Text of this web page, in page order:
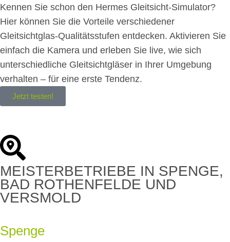
Kennen Sie schon den Hermes Gleitsicht-Simulator?
Hier können Sie die Vorteile verschiedener
Gleitsichtglas-Qualitätsstufen entdecken. Aktivieren Sie
einfach die Kamera und erleben Sie live, wie sich
unterschiedliche Gleitsichtgläser in Ihrer Umgebung
verhalten – für eine erste Tendenz.
Jetzt testen!
MEISTERBETRIEBE IN SPENGE,
BAD ROTHENFELDE UND
VERSMOLD
Spenge